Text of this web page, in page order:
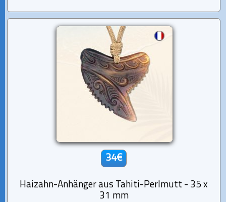
34€
Haizahn-Anhänger aus Tahiti-Perlmutt - 35 x
31 mm